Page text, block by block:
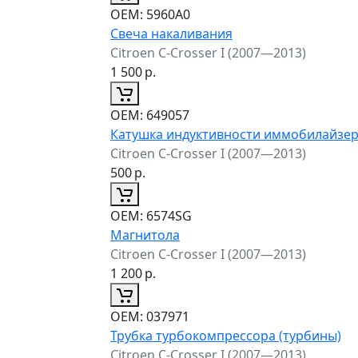
ОЕМ: 5960A0
Свеча накаливания
Citroen C-Crosser I (2007—2013)
1 500р.
ОЕМ: 649057
Катушка индуктивности
Citroen C-Crosser I (2007—2013)
500р.
ОЕМ: 6574SG
Магнитола
Citroen C-Crosser I (2007—2013)
1 200р.
ОЕМ: 037971
Трубка турбокомпрессора (турбины)